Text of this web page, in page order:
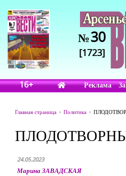
№30
[1723]
16+ Реклама
Главная страница Политика
24.05.2023
Марина ЗАВАДСКАЯ